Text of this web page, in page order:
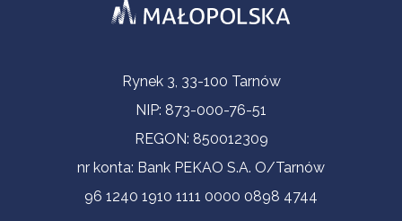
Informacje kontaktoweRynek 3, 33-100 Tarnów
NIP: 873-000-76-51
REGON: 850012309
nr konta: Bank PEKAO S.A. O/Tarnów
96 1240 1910 1111 0000 0898 4744